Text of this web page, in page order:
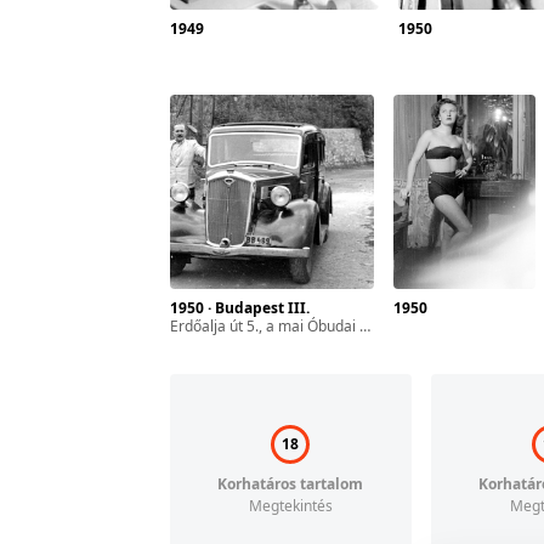
1949 1950
1950 · Budapest III.
Erdőalja út 5., a mai Óbudai Rákóczi Ferenc Általános iskola előtt áll a Wolseley 18/85 típusú személygépkocsi.
1950
18
Korhatáros tartalom
Megtekintés